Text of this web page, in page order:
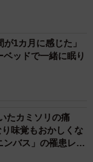
1カ月に感じた」
ッドで一緒に眠り
たカミソリの痛
味覚もおかしくな
バス」の罹患レポ